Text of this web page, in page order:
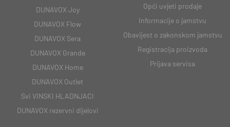
DUNAVOX Joy
DUNAVOX Flow
DUNAVOX Sera
DUNAVOX Grande
DUNAVOX Home
DUNAVOX Outlet
Svi VINSKI HLADNJACI
DUNAVOX rezervni dijelovi
Opći uvjeti prodaje
Informacije o jamstvu
Obavijest o zakonskom jamstvu
Registracija proizvoda
Prijava servisa